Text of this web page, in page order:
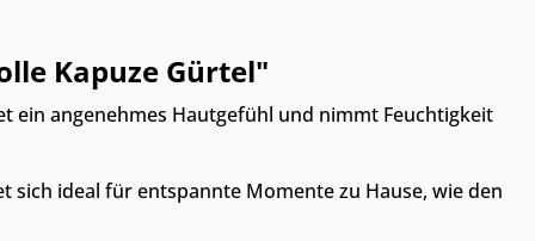
Kapuze Gürtel"
ein angenehmes Hautgefühl und nimmt Feuchtigkeit
sich ideal für entspannte Momente zu Hause, wie den